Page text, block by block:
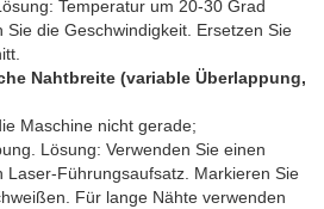
Temperatur um 20-30 Grad
Sie die Geschwindigkeit. Ersetzen Sie
Nahtbreite (variable Überlappung,
Maschine nicht gerade;
Lösung: Verwenden Sie einen
Laser-Führungsaufsatz. Markieren Sie
Für lange Nähte verwenden